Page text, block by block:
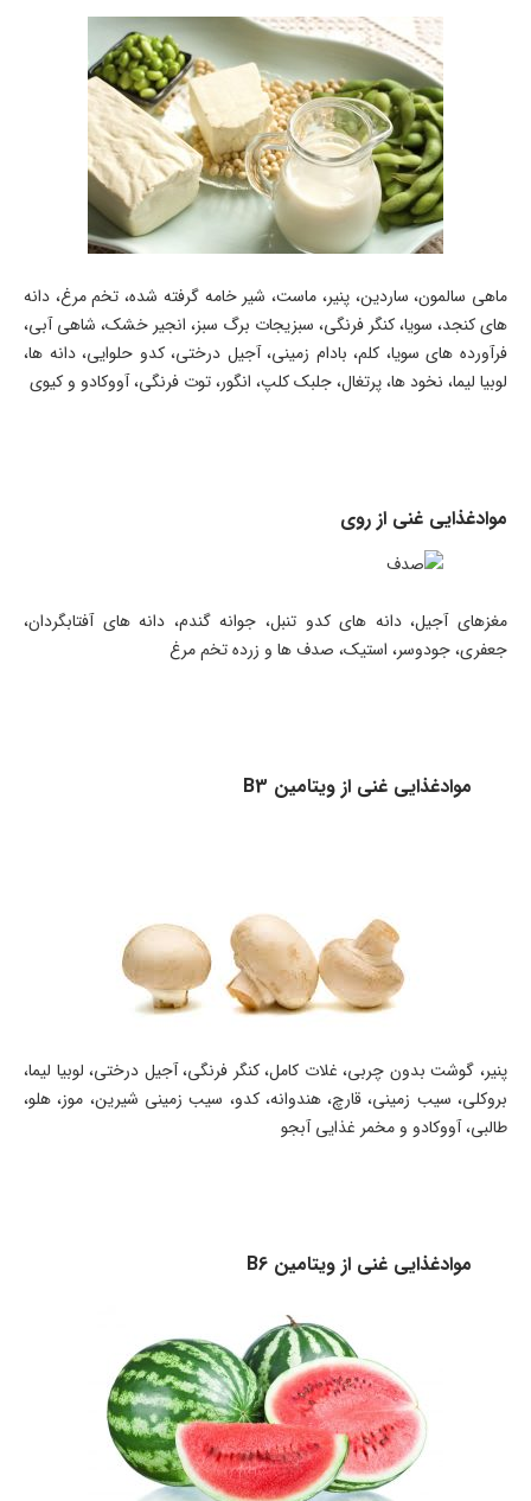
ماهی سالمون، ساردین، پنیر، ماست، شیر خامه گرفته شده، تخم مرغ، دانه
های کنجد، سویا، کنگر فرنگی، سبزیجات برگ سبز، انجیر خشک، شاهی آبی،
فرآورده های سویا، کلم، بادام زمینی، آجیل درختی، کدو حلوایی، دانه ها،
لوبیا لیما، نخود ها، پرتغال، جلبک کلپ، انگور، توت فرنگی، آووکادو و کیوی
موادغذایی غنی از روی
مغزهای آجیل، دانه های کدو تنبل، جوانه گندم، دانه های آفتابگردان،
جعفری، جودوسر، استیک، صدف ها و زرده تخم مرغ
موادغذایی غنی از ویتامین B3
پنیر، گوشت بدون چربی، غلات کامل، کنگر فرنگی، آجیل درختی، لوبیا لیما،
بروکلی، سیب زمینی، قارچ، هندوانه، کدو، سیب زمینی شیرین، موز، هلو،
طالبی، آووکادو و مخمر غذایی آبجو
موادغذایی غنی از ویتامین B6